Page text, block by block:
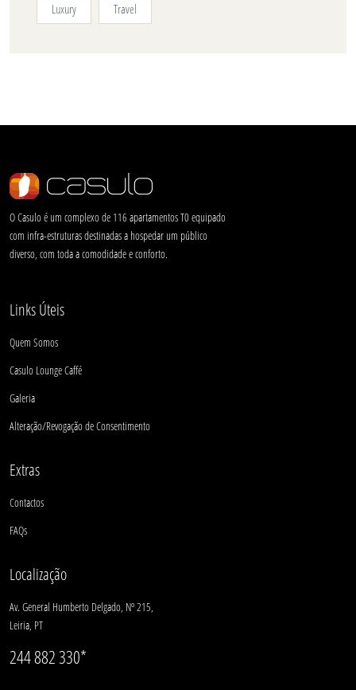
Luxury Travel
O Casulo é um complexo de 116 apartamentos T0 equipado
com infra-estruturas destinadas a hospedar um público
diverso, com toda a comodidade e conforto.
Links Úteis
Quem Somos
Casulo Lounge Caffé
Galeria
Alteração/Revogação de Consentimento
Extras
Contactos
FAQs
Localização
Av. General Humberto Delgado, Nº 215,
Leiria, PT
244 882 330*